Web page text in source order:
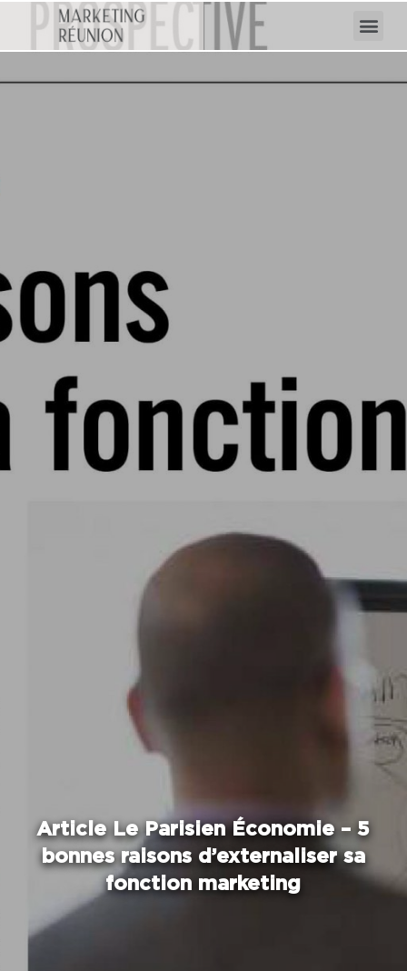
Article Le Parisien Économie – 5
bonnes raisons d’externaliser sa
fonction marketing